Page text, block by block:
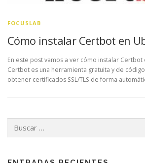
FOCUSLAB
Cómo instalar Certbot en
En este post vamos a ver cómo instalar Certbot
Certbot es una herramienta gratuita y de
obtener certificados SSL/TLS de forma